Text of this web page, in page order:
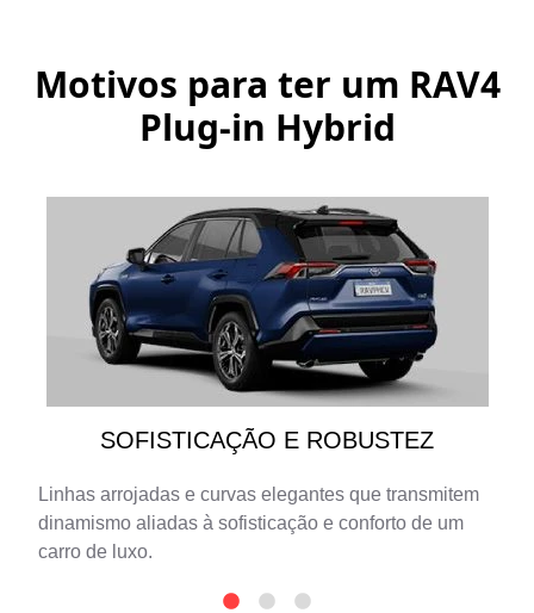
Motivos para ter um RAV4
Plug-in Hybrid
SOFISTICAÇÃO E ROBUSTEZ
Linhas arrojadas e curvas elegantes que transmitem
dinamismo aliadas à sofisticação e conforto de um
carro de luxo.